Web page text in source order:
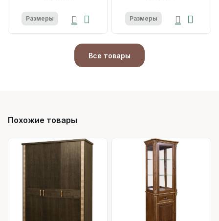
Размеры Размеры
Все товары
Похожие товары